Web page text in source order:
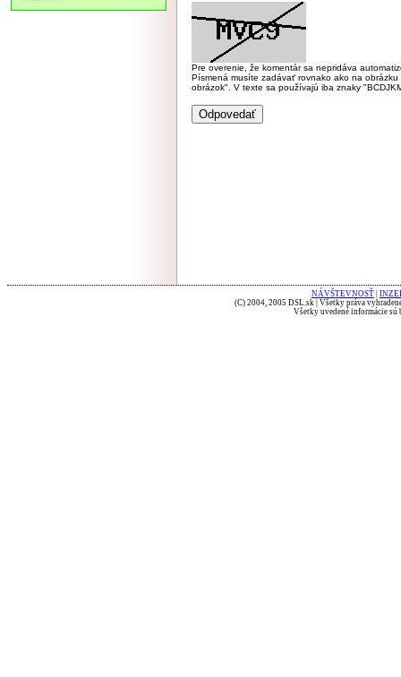
Pre overenie, že komentár sa nepridáva
Písmená musíte zadávať rovnako ako na
obrázok". V texte sa používajú iba znaky
NÁVŠTEVNOSŤ
(C) 2004, 2005 DSL.sk | Všetky práva
Všetky uvedené informácie sú